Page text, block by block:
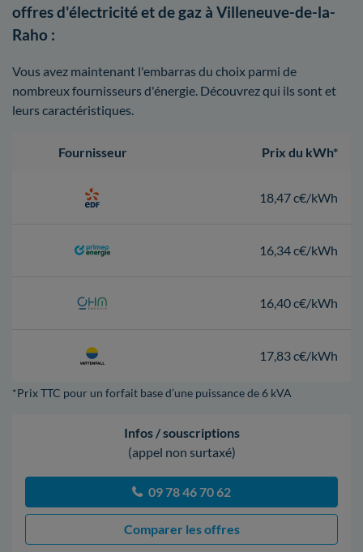
offres d'électricité et de gaz à Villeneuve-de-la-
Raho :
Vous avez maintenant l'embarras du choix parmi de
nombreux fournisseurs d'énergie. Découvrez qui ils sont et
leurs caractéristiques.
Fournisseur Prix du kWh*
18,47 c€/kWh
16,34 c€/kWh
16,40 c€/kWh
17,83 c€/kWh
*Prix TTC pour un forfait base d’une puissance de 6 kVA
Infos / souscriptions
(appel non surtaxé)
09 78 46 70 62
Comparer les offres